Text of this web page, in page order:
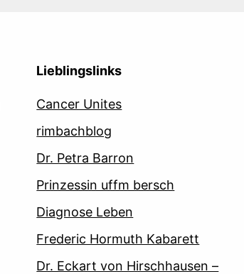
Lieblingslinks
Cancer Unites
rimbachblog
Dr. Petra Barron
Prinzessin uffm bersch
Diagnose Leben
Frederic Hormuth Kabarett
Dr. Eckart von Hirschhausen –